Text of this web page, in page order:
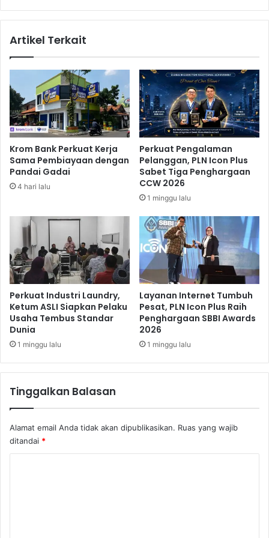
a
f
a
s
i
K
a
n
g
k
n
A
r
w
a
t
a
K
o
p
i
D
a
k
o
Artikel Terkait
Krom Bank Perkuat Kerja
Sama Pembiayaan dengan
Pandai Gadai
4 hari lalu
Perkuat Pengalaman
Pelanggan, PLN Icon Plus
Sabet Tiga Penghargaan
CCW 2026
1 minggu lalu
Perkuat Industri Laundry,
Ketum ASLI Siapkan Pelaku
Usaha Tembus Standar
Dunia
1 minggu lalu
Layanan Internet Tumbuh
Pesat, PLN Icon Plus Raih
Penghargaan SBBI Awards
2026
1 minggu lalu
Tinggalkan Balasan
Alamat email Anda tidak akan dipublikasikan. Ruas yang wajib
ditandai *